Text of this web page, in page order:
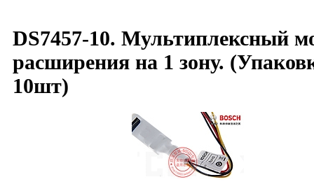
DS7457-10. Мультиплексный
расширения на 1 зону.
10шт)